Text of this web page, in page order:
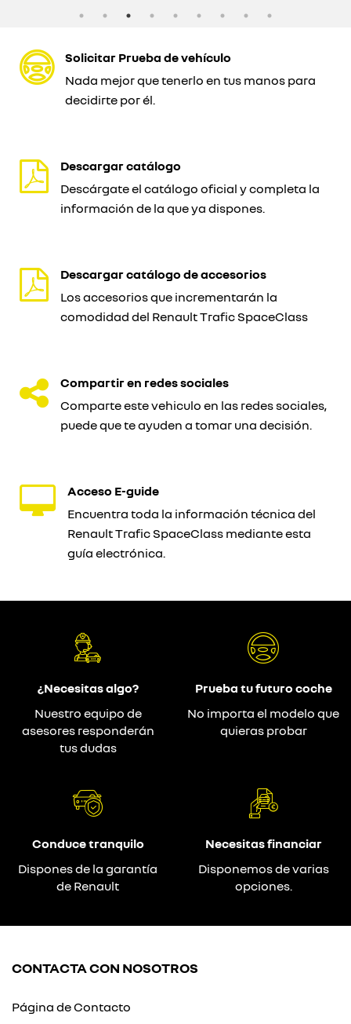
Solicitar Prueba de vehículo
Nada mejor que tenerlo en tus manos para
decidirte por él.
Descargar catálogo
Descárgate el catálogo oficial y completa la
información de la que ya dispones.
Descargar catálogo de accesorios
Los accesorios que incrementarán la
comodidad del Renault Trafic SpaceClass
Compartir en redes sociales
Comparte este vehiculo en las redes sociales,
puede que te ayuden a tomar una decisión.
Acceso E-guide
Encuentra toda la información técnica del
Renault Trafic SpaceClass mediante esta
guía electrónica.
¿Necesitas algo?
Nuestro equipo de
asesores responderán
tus dudas
Prueba tu futuro coche
No importa el modelo que
quieras probar
Conduce tranquilo
Dispones de la garantía
de Renault
Necesitas financiar
Disponemos de varias
opciones.
CONTACTA CON NOSOTROS
Página de Contacto